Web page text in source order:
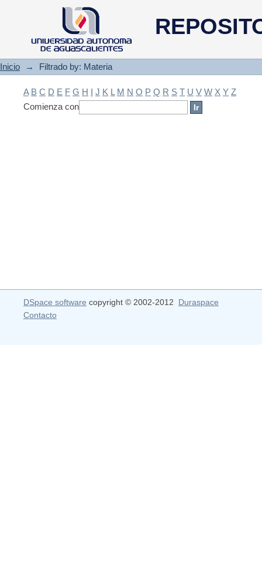
Filtrado by: Materia
Inicio → Filtrado by: Materia
A B C D E F G H I J K L M N O P Q R S T U V W X Y Z
Comienza con
DSpace software copyright © 2002-2012 Duraspace
Contacto